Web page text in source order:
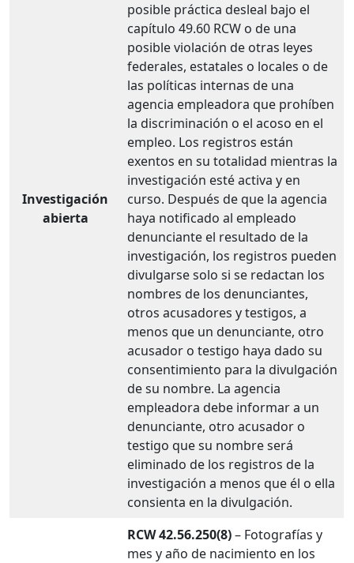
Investigación
abierta
posible práctica desleal bajo el
capítulo 49.60 RCW o de una
posible violación de otras leyes
federales, estatales o locales o de
las políticas internas de una
agencia empleadora que prohíben
la discriminación o el acoso en el
empleo. Los registros están
exentos en su totalidad mientras la
investigación esté activa y en
curso. Después de que la agencia
haya notificado al empleado
denunciante el resultado de la
investigación, los registros pueden
divulgarse solo si se redactan los
nombres de los denunciantes,
otros acusadores y testigos, a
menos que un denunciante, otro
acusador o testigo haya dado su
consentimiento para la divulgación
de su nombre. La agencia
empleadora debe informar a un
denunciante, otro acusador o
testigo que su nombre será
eliminado de los registros de la
investigación a menos que él o ella
consienta en la divulgación.
RCW 42.56.250(8)– Fotografías y
mes y año de nacimiento en los